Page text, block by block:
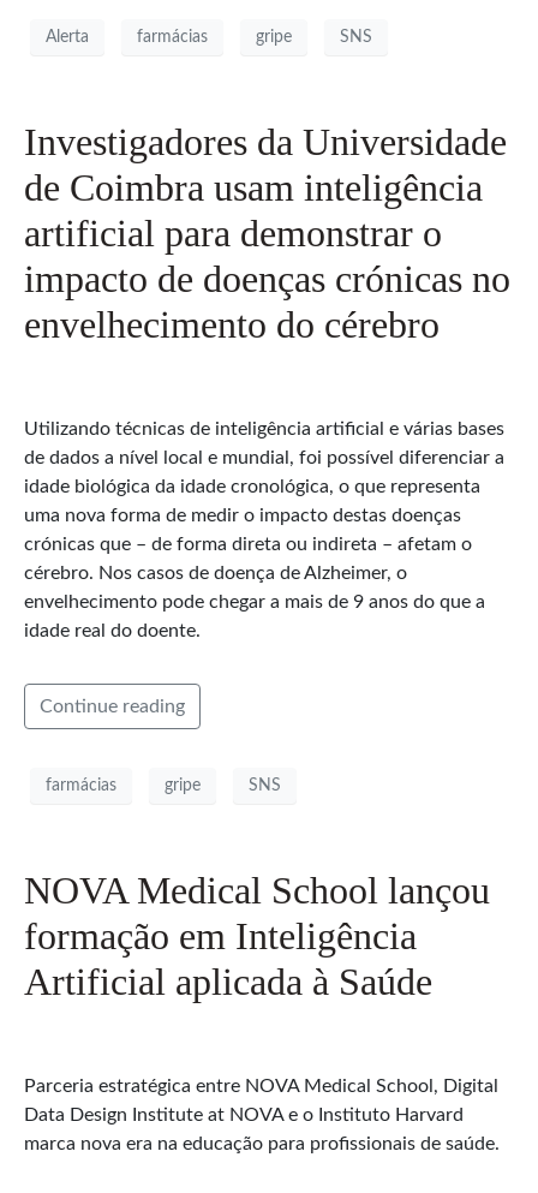
Alerta farmácias gripe SNS
Investigadores da Universidade
de Coimbra usam inteligência
artificial para demonstrar o
impacto de doenças crónicas no
envelhecimento do cérebro
Utilizando técnicas de inteligência artificial e várias bases
de dados a nível local e mundial, foi possível diferenciar a
idade biológica da idade cronológica, o que representa
uma nova forma de medir o impacto destas doenças
crónicas que – de forma direta ou indireta – afetam o
cérebro. Nos casos de doença de Alzheimer, o
envelhecimento pode chegar a mais de 9 anos do que a
idade real do doente.
Continue reading
farmácias gripe SNS
NOVA Medical School lançou
formação em Inteligência
Artificial aplicada à Saúde
Parceria estratégica entre NOVA Medical School, Digital
Data Design Institute at NOVA e o Instituto Harvard
marca nova era na educação para profissionais de saúde.